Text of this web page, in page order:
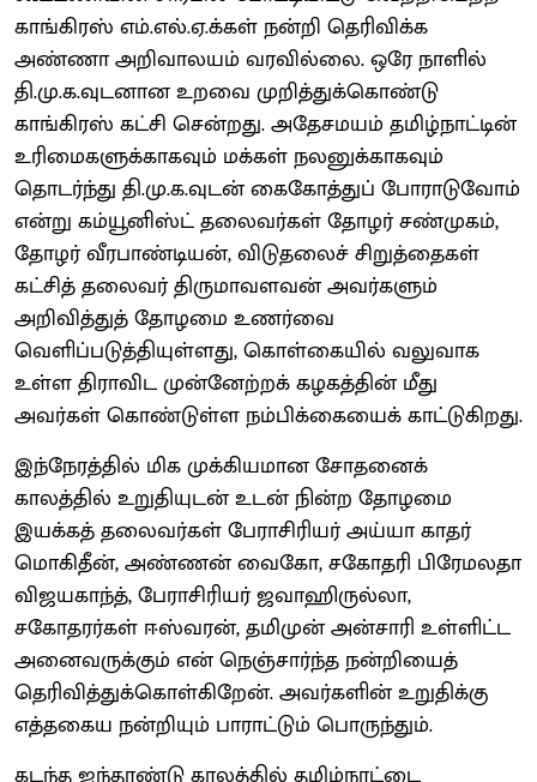
காங்கிரஸ் எம்.எல்.ஏ.க்கள் நன்றி தெரிவிக்க
அண்ணா அறிவாலயம் வரவில்லை. ஒரே நாளில்
தி.மு.க.வுடனான உறவை முறித்துக்கொண்டு
காங்கிரஸ் கட்சி சென்றது. அதேசமயம் தமிழ்நாட்டின்
உரிமைகளுக்காகவும் மக்கள் நலனுக்காகவும்
தொடர்ந்து தி.மு.க.வுடன் கைகோத்துப் போராடுவோம்
என்று கம்யூனிஸ்ட் தலைவர்கள் தோழர் சண்முகம்,
தோழர் வீரபாண்டியன், விடுதலைச் சிறுத்தைகள்
கட்சித் தலைவர் திருமாவளவன் அவர்களும்
அறிவித்துத் தோழமை உணர்வை
வெளிப்படுத்தியுள்ளது, கொள்கையில் வலுவாக
உள்ள திராவிட முன்னேற்றக் கழகத்தின் மீது
அவர்கள் கொண்டுள்ள நம்பிக்கையைக் காட்டுகிறது.
இந்நேரத்தில் மிக முக்கியமான சோதனைக்
காலத்தில் உறுதியுடன் உடன் நின்ற தோழமை
இயக்கத் தலைவர்கள் பேராசிரியர் அய்யா காதர்
மொகிதீன், அண்ணன் வைகோ, சகோதரி பிரேமலதா
விஜயகாந்த், பேராசிரியர் ஜவாஹிருல்லா,
சகோதரர்கள் ஈஸ்வரன், தமிமுன் அன்சாரி உள்ளிட்ட
அனைவருக்கும் என் நெஞ்சார்ந்த நன்றியைத்
தெரிவித்துக்கொள்கிறேன். அவர்களின் உறுதிக்கு
எத்தகைய நன்றியும் பாராட்டும் பொருந்தும்.